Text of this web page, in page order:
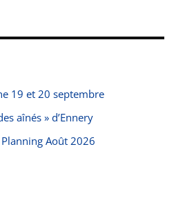
19 et 20 septembre
aînés » d’Ennery
Août 2026